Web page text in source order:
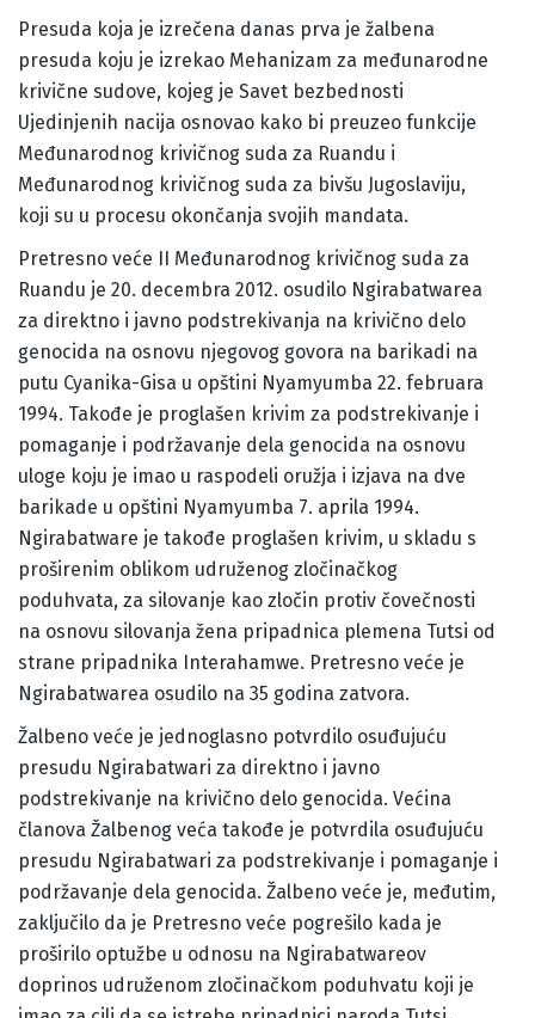
Presuda koja je izrečena danas prva je žalbena
presuda koju je izrekao Mehanizam za međunarodne
krivične sudove, kojeg je Savet bezbednosti
Ujedinjenih nacija osnovao kako bi preuzeo funkcije
Međunarodnog krivičnog suda za Ruandu i
Međunarodnog krivičnog suda za bivšu Jugoslaviju,
koji su u procesu okončanja svojih mandata.
Pretresno veće II Međunarodnog krivičnog suda za
Ruandu je 20. decembra 2012. osudilo Ngirabatwarea
za direktno i javno podstrekivanja na krivično delo
genocida na osnovu njegovog govora na barikadi na
putu Cyanika-Gisa u opštini Nyamyumba 22. februara
1994. Takođe je proglašen krivim za podstrekivanje i
pomaganje i podržavanje dela genocida na osnovu
uloge koju je imao u raspodeli oružja i izjava na dve
barikade u opštini Nyamyumba 7. aprila 1994.
Ngirabatware je takođe proglašen krivim, u skladu s
proširenim oblikom udruženog zločinačkog
poduhvata, za silovanje kao zločin protiv čovečnosti
na osnovu silovanja žena pripadnica plemena Tutsi od
strane pripadnika Interahamwe. Pretresno veće je
Ngirabatwarea osudilo na 35 godina zatvora.
Žalbeno veće je jednoglasno potvrdilo osuđujuću
presudu Ngirabatwari za direktno i javno
podstrekivanje na krivično delo genocida. Većina
članova Žalbenog veća takođe je potvrdila osuđujuću
presudu Ngirabatwari za podstrekivanje i pomaganje i
podržavanje dela genocida. Žalbeno veće je, međutim,
zaključilo da je Pretresno veće pogrešilo kada je
proširilo optužbe u odnosu na Ngirabatwareov
doprinos udruženom zločinačkom poduhvatu koji je